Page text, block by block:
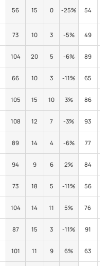
56 15 0 -25% 54
73 10 3 -5% 49
104 20 5 -6% 89
66 10 3 -11% 65
105 15 10 3% 86
108 12 7 -3% 93
89 14 4 -6% 77
94 9 6 2% 84
73 18 5 -11% 56
104 14 11 5% 76
87 15 3 -11% 91
101 11 9 6% 63